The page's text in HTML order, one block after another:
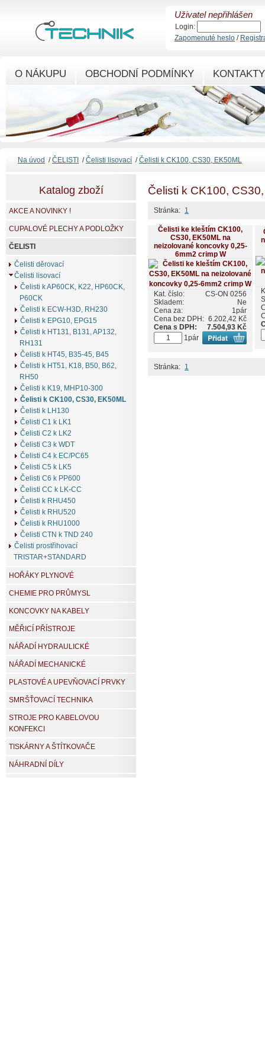
Čelisti k CK100,
Stránka: 1
Čelisti ke kleštím CK100,
CS30, EK50ML na
neizolované koncovky 0,25-
6mm2 crimp W
Kat. číslo:
CS-ON 0256
Skladem:
Ne
Cena za:
1pár
Cena bez DPH: 6.202,42 Kč
Cena s DPH:
7.504,93 Kč
1pár
Stránka: 1
Katalog zboží
AKCE A NOVINKY !
CUPALOVÉ PLECHY A PODLOŽKY
ČELISTI
Čelisti děrovací
Čelisti lisovací
Čelisti k AP60CK, K22, HP60CK,
P60CK
Čelisti k ECW-H3D, RH230
Čelisti k EPG10, EPG15
Čelisti k HT131, B131, AP132,
RH131
Čelisti k HT45, B35-45, B45
Čelisti k HT51, K18, B50, B62,
RH50
Čelisti k K19, MHP10-300
Čelisti k CK100, CS30, EK50ML
Čelisti k LH130
Čelisti C1 k LK1
Čelisti C2 k LK2
Čelisti C3 k WDT
Čelisti C4 k EC/PC65
Čelisti C5 k LK5
Čelisti C6 k PP600
Čelisti CC k LK-CC
Čelisti k RHU450
Čelisti k RHU520
Čelisti k RHU1000
Čelisti CTN k TND 240
Čelisti prostřihovací
TRISTAR+STANDARD
HOŘÁKY PLYNOVÉ
CHEMIE PRO PRŮMYSL
KONCOVKY NA KABELY
MĚŘICÍ PŘÍSTROJE
NÁŘADÍ HYDRAULICKÉ
NÁŘADÍ MECHANICKÉ
PLASTOVÉ A UPEVŇOVACÍ PRVKY
SMRŠŤOVACÍ TECHNIKA
STROJE PRO KABELOVOU
KONFEKCI
TISKÁRNY A ŠTÍTKOVAČE
NÁHRADNÍ DÍLY
Na úvod /ČELISTI /Čelisti lisovací /Čelisti k CK100, CS30, EK50ML
O NÁKUPU OBCHODNÍ PODMÍNKY KONTAKTY
Uživatel nepřihlášen
Login:
Zapomenuté heslo /